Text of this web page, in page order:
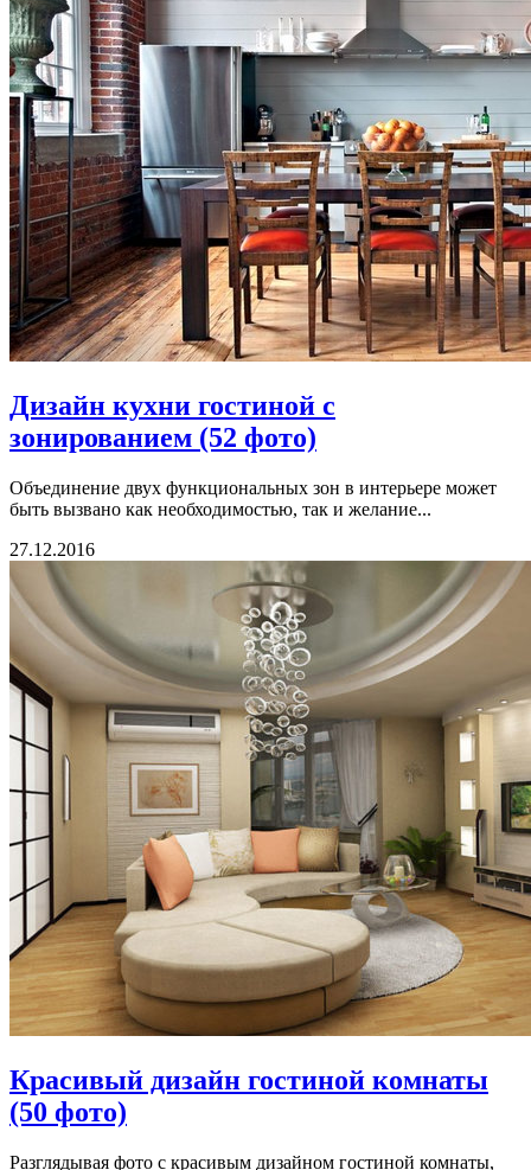
Дизайн кухни гостиной с
зонированием (52 фото)
Объединение двух функциональных зон в интерьере может
быть вызвано как необходимостью, так и желание...
27.12.2016
Красивый дизайн гостиной комнаты
(50 фото)
Разглядывая фото с красивым дизайном гостиной комнаты,